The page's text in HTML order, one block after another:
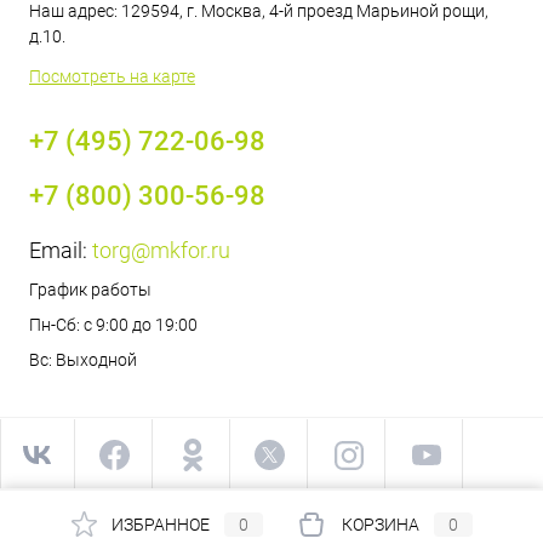
Наш адрес: 129594, г. Москва, 4-й проезд Марьиной рощи,
д.10.
Посмотреть на карте
+7 (495) 722-06-98
+7 (800) 300-56-98
Email: torg@mkfor.ru
График работы
Пн-Сб: с 9:00 до 19:00
Вс: Выходной
ИЗБРАННОЕ 0 КОРЗИНА 0